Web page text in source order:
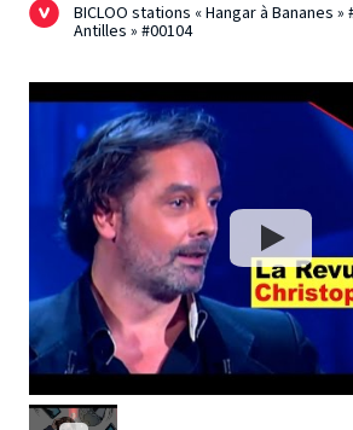
BICLOO stations « Hangar à Bananes »
Antilles » #00104